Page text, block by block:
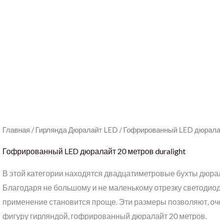
Главная /Гирлянда Дюралайт LED / Гофрированный LED
Гофрированный LED дюралайт 20 метров duralight
В этой категории находятся двадцатиметровые бухты
Благодаря не большому и не маленькому отрезку
применение становится проще. Эти размеры позволяют,
фигуру гирляндой, гофрированный дюралайт 20 метров.